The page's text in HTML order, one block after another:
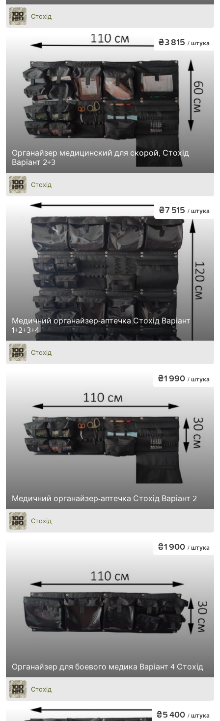
Стохід
Органайзер медицинский для скорой, Стохід
Варіант 2+3
₴3 815 / штука
Стохід
Медичний органайзер-аптечка Стохід Варіант
1+2+3+4
₴7 515 / штука
Стохід
Медичний органайзер-аптечка Стохід Варіант 2
₴1 990 / штука
Стохід
Органайзер для боевого медика Варіант 4 Стохід
₴1 900 / штука
Стохід
₴5 400 / штука